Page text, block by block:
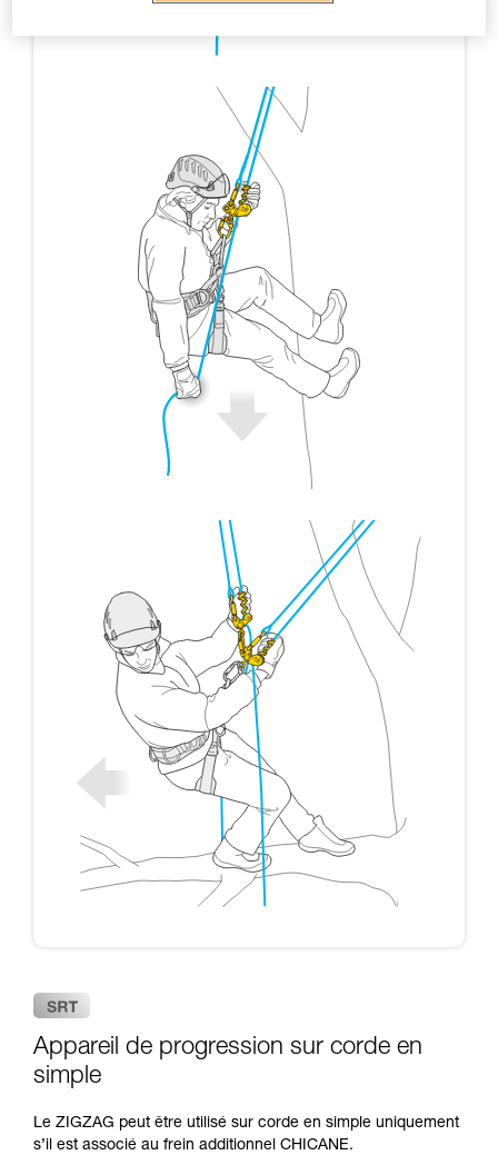
Appareil de progression sur corde en
simple
Le ZIGZAG peut être utilisé sur corde en simple uniquement
s’il est associé au frein additionnel CHICANE.